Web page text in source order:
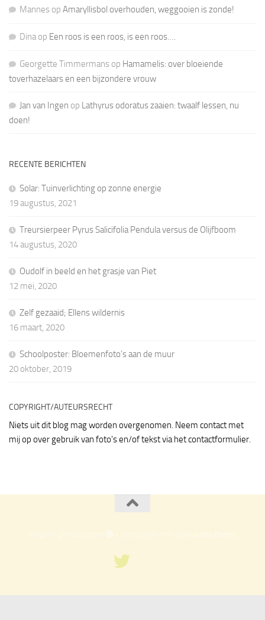
Mannes op Amaryllisbol overhouden, weggooien is zonde!
Dinaop Een roos is een roos, is een roos….
Georgette Timmermans op Hamamelis: over bloeiende
toverhazelaars en een bijzondere vrouw
Jan van Ingen op Lathyrus odoratus zaaien: twaalf lessen, nu
doen!
RECENTE BERICHTEN
Solar: Tuinverlichting op zonne energie
19 augustus, 2021
Treursierpeer Pyrus Salicifolia Pendula versus de Olijfboom
14 augustus, 2020
Oudolf in beeld en het grasje van Piet
12 mei, 2020
Zelf gezaaid; Ellens wildernis
16 maart, 2020
Schoolposter: Bloemenfoto’s aan de muur
20 oktober, 2019
COPYRIGHT/AUTEURSRECHT
Niets uit dit blog mag worden overgenomen. Neem contact met
mij op over gebruik van foto's en/of tekst via het contactformulier.